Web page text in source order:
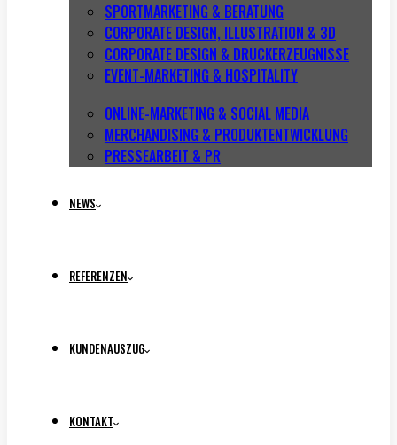
SPORTMARKETING & BERATUNG
CORPORATE DESIGN, ILLUSTRATION & 3D
CORPORATE DESIGN & DRUCKERZEUGNISSE
EVENT-MARKETING & HOSPITALITY
ONLINE-MARKETING & SOCIAL MEDIA
MERCHANDISING & PRODUKTENTWICKLUNG
PRESSEARBEIT & PR
NEWS
REFERENZEN
KUNDENAUSZUG
KONTAKT